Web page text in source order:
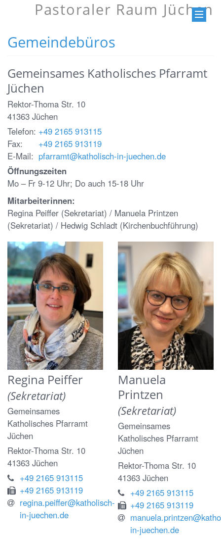
Pastoraler Raum Jüchen
Gemeindebüros
Gemeinsames Katholisches Pfarramt
Jüchen
Rektor-Thoma Str. 10
41363 Jüchen
Telefon: +49 2165 913115
Fax:
+49 2165 913119
E-Mail: pfarramt@katholisch-in-juechen.de
Öffnungszeiten
Mo – Fr 9-12 Uhr; Do auch 15-18 Uhr
Mitarbeiterinnen:
Regina Peiffer (Sekretariat) / Manuela Printzen
(Sekretariat) / Hedwig Schladt (Kirchenbuchführung)
Regina Peiffer
(Sekretariat)
Gemeinsames
Katholisches Pfarramt
Jüchen
Rektor-Thoma Str. 10
41363 Jüchen
+49 2165 913115
+49 2165 913119
regina.peiffer@katholisch-
in-juechen.de
Manuela
Printzen
(Sekretariat)
Gemeinsames
Katholisches Pfarramt
Jüchen
Rektor-Thoma Str. 10
41363 Jüchen
+49 2165 913115
+49 2165 913119
in-juechen.de